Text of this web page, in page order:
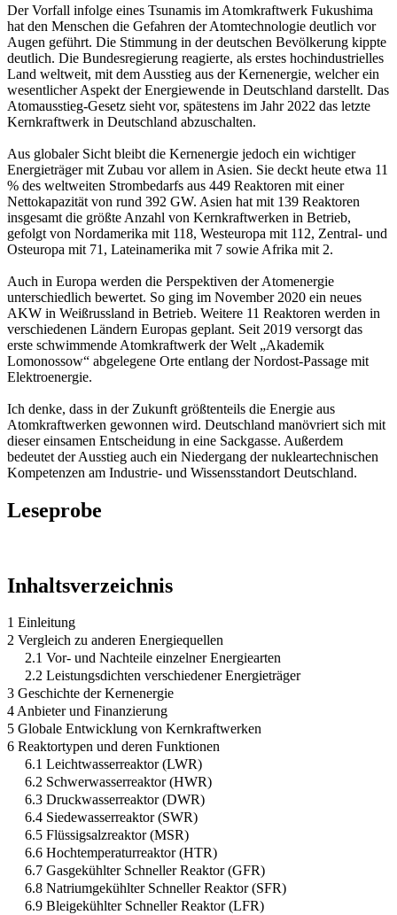
Der Vorfall infolge eines Tsunamis im Atomkraftwerk Fukushima
hat den Menschen die Gefahren der Atomtechnologie deutlich vor
Augen geführt. Die Stimmung in der deutschen Bevölkerung kippte
deutlich. Die Bundesregierung reagierte, als erstes hochindustrielles
Land weltweit, mit dem Ausstieg aus der Kernenergie, welcher ein
wesentlicher Aspekt der Energiewende in Deutschland darstellt. Das
Atomausstieg-Gesetz sieht vor, spätestens im Jahr 2022 das letzte
Kernkraftwerk in Deutschland abzuschalten.
Aus globaler Sicht bleibt die Kernenergie jedoch ein wichtiger
Energieträger mit Zubau vor allem in Asien. Sie deckt heute etwa 11
% des weltweiten Strombedarfs aus 449 Reaktoren mit einer
Nettokapazität von rund 392 GW. Asien hat mit 139 Reaktoren
insgesamt die größte Anzahl von Kernkraftwerken in Betrieb,
gefolgt von Nordamerika mit 118, Westeuropa mit 112, Zentral- und
Osteuropa mit 71, Lateinamerika mit 7 sowie Afrika mit 2.
Auch in Europa werden die Perspektiven der Atomenergie
unterschiedlich bewertet. So ging im November 2020 ein neues
AKW in Weißrussland in Betrieb. Weitere 11 Reaktoren werden in
verschiedenen Ländern Europas geplant. Seit 2019 versorgt das
erste schwimmende Atomkraftwerk der Welt „Akademik
Lomonossow“ abgelegene Orte entlang der Nordost-Passage mit
Elektroenergie.
Ich denke, dass in der Zukunft größtenteils die Energie aus
Atomkraftwerken gewonnen wird. Deutschland manövriert sich mit
dieser einsamen Entscheidung in eine Sackgasse. Außerdem
bedeutet der Ausstieg auch ein Niedergang der nukleartechnischen
Kompetenzen am Industrie- und Wissensstandort Deutschland.
Leseprobe
Inhaltsverzeichnis
1 Einleitung
2 Vergleich zu anderen Energiequellen
2.1 Vor- und Nachteile einzelner Energiearten
2.2 Leistungsdichten verschiedener Energieträger
3 Geschichte der Kernenergie
4 Anbieter und Finanzierung
5 Globale Entwicklung von Kernkraftwerken
6 Reaktortypen und deren Funktionen
6.1 Leichtwasserreaktor (LWR)
6.2 Schwerwasserreaktor (HWR)
6.3 Druckwasserreaktor (DWR)
6.4 Siedewasserreaktor (SWR)
6.5 Flüssigsalzreaktor (MSR)
6.6 Hochtemperaturreaktor (HTR)
6.7 Gasgekühlter Schneller Reaktor (GFR)
6.8 Natriumgekühlter Schneller Reaktor (SFR)
6.9 Bleigekühlter Schneller Reaktor (LFR)